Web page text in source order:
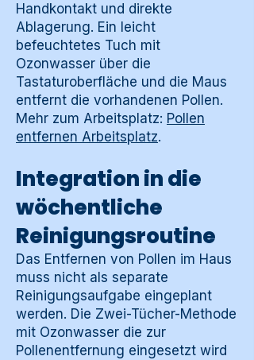
Handkontakt und direkte
Ablagerung. Ein leicht
befeuchtetes Tuch mit
Ozonwasser über die
Tastaturoberfläche und die Maus
entfernt die vorhandenen Pollen.
Mehr zum Arbeitsplatz: Pollen
entfernen Arbeitsplatz.
Integration in die
wöchentliche
Reinigungsroutine
Das Entfernen von Pollen im Haus
muss nicht als separate
Reinigungsaufgabe eingeplant
werden. Die Zwei-Tücher-Methode
mit Ozonwasser die zur
Pollenentfernung eingesetzt wird